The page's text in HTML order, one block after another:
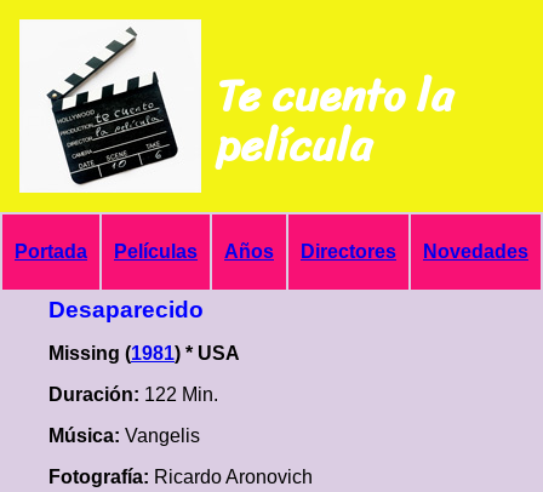
Te cuento la
película
Portada Películas Años Directores Novedades
Desaparecido
Missing (1981) * USA
Duración: 122 Min.
Música: Vangelis
Fotografía: Ricardo Aronovich